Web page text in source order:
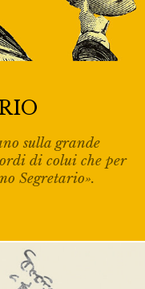
sulla grande
di colui che per
Segretario».